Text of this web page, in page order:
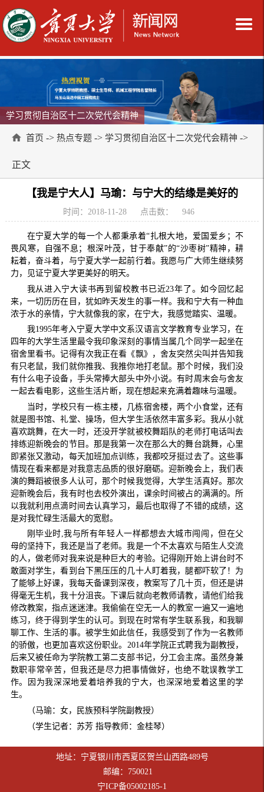
学习贯彻自治区十二次党代会精神
首页 -> 热点专题 -> 学习贯彻自治区十二次党代会精神 ->
正文
【我是宁大人】马瑜：与宁大的结缘是美好的
时间：2018-11-28 点击数： 946
在宁夏大学的每一个人都秉承着“扎根大地，爱国爱乡；不
畏风寒，自强不息；根深叶茂，甘于奉献”的“沙枣树”精神，耕
耘着，奋斗着，与宁夏大学一起前行着。我愿与广大师生继续努
力，见证宁夏大学更美好的明天。
我从进入宁大读书再到留校教书已近23年了。如今回忆起
来，一切历历在目，犹如昨天发生的事一样。我和宁大有一种血
浓于水的亲情，宁大就像我的家，在宁大，我感觉踏实、温暖。
我1995年考入宁夏大学中文系汉语言文学教育专业学习，在
四年的大学生活里最令我印象深刻的事情当属几个同学一起坐在
宿舍里看书。记得有次我正在看《飘》，舍友突然尖叫并告知我
有只老鼠，我们就你推我、我推你地打老鼠。那个时候，我们没
有什么电子设备，手头常捧大部头中外小说。有时周末会与舍友
一起去看电影，这些生活片断，现在想起来充满着趣味与温暖。
当时，学校只有一栋主楼，几栋宿舍楼，两个小食堂，还有
就是图书馆、礼堂、操场，但大学生活依然丰富多彩。我从小就
喜欢跳舞，在大一时，还没开学就被校舞蹈队的老师打电话叫去
排练迎新晚会的节目。那是我第一次在那么大的舞台跳舞，心里
即紧张又激动，每天加班加点训练，我都咬牙挺过去了。这些事
情现在看来都是对我意志品质的很好磨砺。迎新晚会上，我们表
演的舞蹈被很多人认可，那个时候我觉得，大学生活真好。那次
迎新晚会后，我有时也去校外演出，课余时间被占的满满的。所
以我就利用点滴时间去认真学习，最后也取得了不错的成绩，这
是对我忙碌生活最大的宽慰。
刚毕业时,我与所有年轻人一样都想去大城市闯闯，但在父
母的坚持下，我还是当了老师。我是一个不太喜欢与陌生人交流
的人，做老师对我来说是种巨大的考验。记得刚开始上讲台时不
敢面对学生，看到台下黑压压的几十人盯着我，腿都吓软了！为
了能够上好课，我每天备课到深夜，教案写了几十页，但还是讲
得毫无生机，我十分沮丧。下课后就向老教师请教，请他们给我
修改教案，指点迷迷津。我偷偷在空无一人的教室一遍又一遍地
练习，终于得到学生的认可。到现在时常有学生联系我，和我聊
聊工作、生活的事。被学生如此信任，我感受到了作为一名教师
的骄傲，也更加喜欢这份职业。2014年学院正式聘我为副教授，
后来又被任命为学院教工第二支部书记，分工会主席。虽然身兼
数职非常辛苦，但我还是尽力把事情做好，也绝不耽误教学工
作。因为我深深地爱着培养我的宁大，也深深地爱着这里的学
生。
（马瑜：女，民族预科学院副教授）
（学生记者：苏芳 指导教师：金桂琴）
地址：宁夏银川市西夏区贺兰山西路489号
邮编：750021
宁ICP备05002185-1